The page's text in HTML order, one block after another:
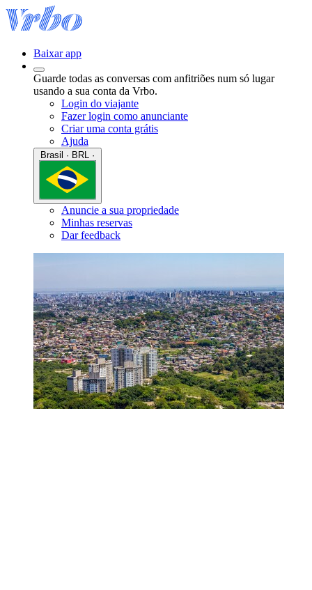
Baixar app
Guarde todas as conversas com anfitriões num só lugar
usando a sua conta da Vrbo.
Login do viajante
Fazer login como anunciante
Criar uma conta grátis
Ajuda
Anuncie a sua propriedade
Minhas reservas
Dar feedback